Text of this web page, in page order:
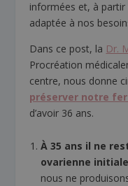
informées et, à partir
adaptée à nos
Dans ce post, la Dr.
Procréation
centre, nous donne
préserver notre
d’avoir 36 ans.
À 35 ans il ne
ovarienne
nous ne